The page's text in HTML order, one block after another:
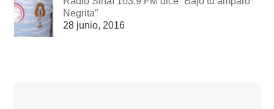
Negrita”
28 junio, 2016